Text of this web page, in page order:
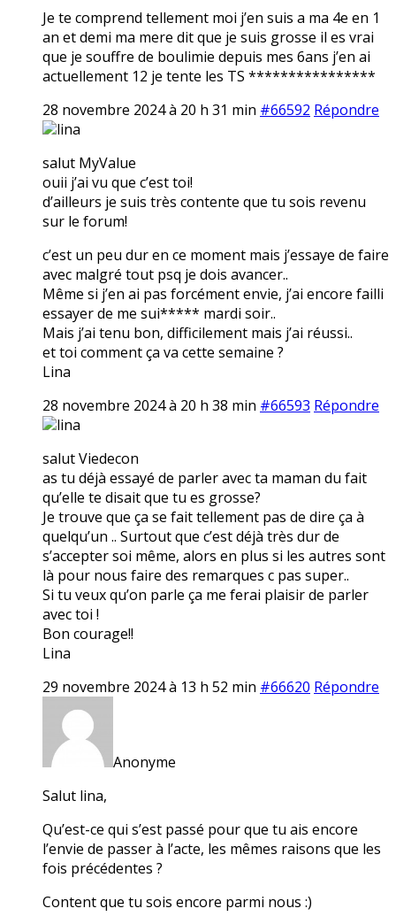
Je te comprend tellement moi j’en suis a ma 4e en 1
an et demi ma mere dit que je suis grosse il es vrai
que je souffre de boulimie depuis mes 6ans j’en ai
actuellement 12 je tente les TS ****************
28 novembre 2024 à 20 h 31 min #66592 Répondre
lina
salut MyValue
ouii j’ai vu que c’est toi!
d’ailleurs je suis très contente que tu sois revenu
sur le forum!
c’est un peu dur en ce moment mais j’essaye de faire
avec malgré tout psq je dois avancer..
Même si j’en ai pas forcément envie, j’ai encore failli
essayer de me sui***** mardi soir..
Mais j’ai tenu bon, difficilement mais j’ai réussi..
et toi comment ça va cette semaine ?
Lina
28 novembre 2024 à 20 h 38 min #66593 Répondre
lina
salut Viedecon
as tu déjà essayé de parler avec ta maman du fait
qu’elle te disait que tu es grosse?
Je trouve que ça se fait tellement pas de dire ça à
quelqu’un .. Surtout que c’est déjà très dur de
s’accepter soi même, alors en plus si les autres sont
là pour nous faire des remarques c pas super..
Si tu veux qu’on parle ça me ferai plaisir de parler
avec toi !
Bon courage!!
Lina
29 novembre 2024 à 13 h 52 min #66620 Répondre
Anonyme
Salut lina,
Qu’est-ce qui s’est passé pour que tu ais encore
l’envie de passer à l’acte, les mêmes raisons que les
fois précédentes ?
Content que tu sois encore parmi nous :)